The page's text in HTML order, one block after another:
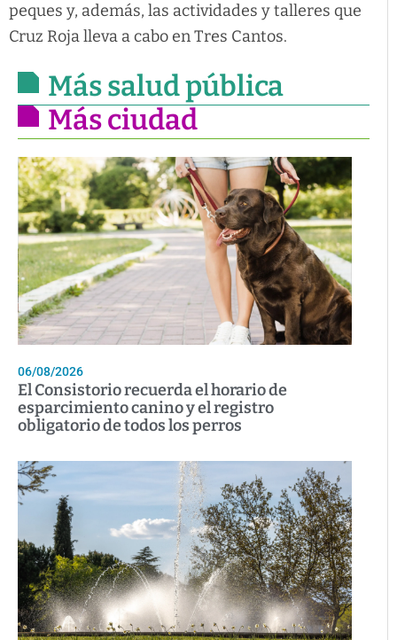
peques y, además, las actividades y talleres que
Cruz Roja lleva a cabo en Tres Cantos.
Más salud pública
Más ciudad
06/08/2026
El Consistorio recuerda el horario de
esparcimiento canino y el registro
obligatorio de todos los perros